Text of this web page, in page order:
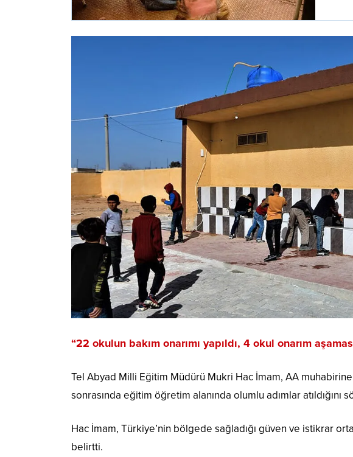
“22 okulun bakım onarımı yapıldı, 4 okul onarım
Tel Abyad Milli Eğitim Müdürü Mukri Hac İmam, AA muhabirine
sonrasında eğitim öğretim alanında olumlu adımlar atıldığını
Hac İmam, Türkiye’nin bölgede sağladığı güven ve istikrar
belirtti.